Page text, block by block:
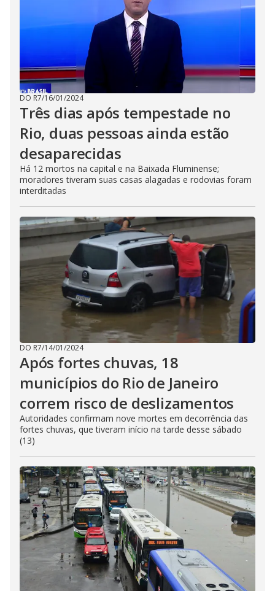
DO R7/16/01/2024
Três dias após tempestade no
Rio, duas pessoas ainda estão
desaparecidas
Há 12 mortos na capital e na Baixada Fluminense;
moradores tiveram suas casas alagadas e rodovias foram
interditadas
DO R7/14/01/2024
Após fortes chuvas, 18
municípios do Rio de Janeiro
correm risco de deslizamentos
Autoridades confirmam nove mortes em decorrência das
fortes chuvas, que tiveram início na tarde desse sábado
(13)